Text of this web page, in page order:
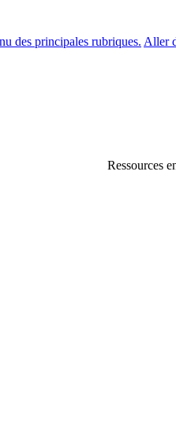
des principales rubriques. Aller
Ressources